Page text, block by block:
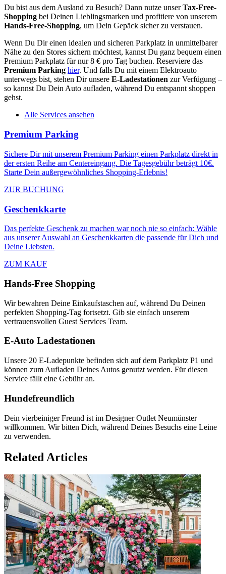
Du bist aus dem Ausland zu Besuch? Dann nutze unserTax-Free-
Shopping bei Deinen Lieblingsmarken und profitiere von unserem
Hands-Free-Shopping, um Dein Gepäck sicher zu verstauen.
Wenn Du Dir einen idealen und sicheren Parkplatz in unmittelbarer
Nähe zu den Stores sichern möchtest, kannst Du ganz bequem einen
Premium Parkplatz für nur 8 € pro Tag buchen. Reserviere das
Premium Parking hier. Und falls Du mit einem Elektroauto
unterwegs bist, stehen Dir unsere E-Ladestationen zur Verfügung –
so kannst Du Dein Auto aufladen, während Du entspannt shoppen
gehst.
Alle Services ansehen
Premium Parking
Sichere Dir mit unserem Premium Parking einen Parkplatz direkt in
der ersten Reihe am Centereingang. Die Tagesgebühr beträgt 10€.
Starte Dein außergewöhnliches Shopping-Erlebnis!
ZUR BUCHUNG
Geschenkkarte
Das perfekte Geschenk zu machen war noch nie so einfach: Wähle
aus unserer Auswahl an Geschenkkarten die passende für Dich und
Deine Liebsten.
ZUM KAUF
Hands-Free Shopping
Wir bewahren Deine Einkaufstaschen auf, während Du Deinen
perfekten Shopping-Tag fortsetzt. Gib sie einfach unserem
vertrauensvollen Guest Services Team.
E-Auto Ladestationen
Unsere 20 E-Ladepunkte befinden sich auf dem Parkplatz P1 und
können zum Aufladen Deines Autos genutzt werden. Für diesen
Service fällt eine Gebühr an.
Hundefreundlich
Dein vierbeiniger Freund ist im Designer Outlet Neumünster
willkommen. Wir bitten Dich, während Deines Besuchs eine Leine
zu verwenden.
Related Articles